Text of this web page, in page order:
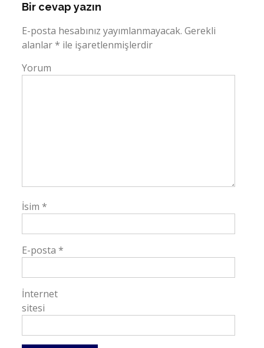
Bir cevap yazın
E-posta hesabınız yayımlanmayacak. Gerekli
alanlar* ile işaretlenmişlerdir
Yorum
İsim*
E-posta*
İnternet
sitesi